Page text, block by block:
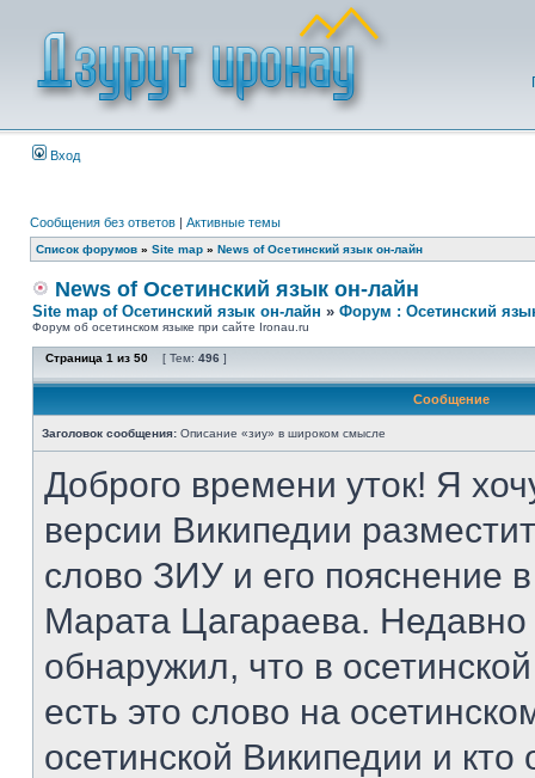
Вход
Сообщения без ответов | Активные темы
Список форумов » Site map » News of Осетинский язык он-лайн
News of Осетинский язык он-лайн
Site map of Осетинский язык он-лайн » Форум : Осетинский
Форум об осетинском языке при сайте Ironau.ru
Страница 1 из 50 [ Тем: 496 ]
Сообщение
Заголовок сообщения: Описание «зиу» в широком смысле
Доброго времени уток! Я
версии Википедии
слово ЗИУ и его пояснение
Марата Цагараева. Недавно
обнаружил, что в
есть это слово на
осетинской Википедии и кто